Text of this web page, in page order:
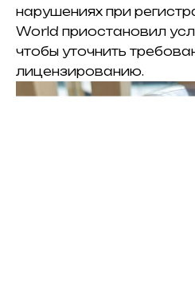
нарушениях при
World приостановил
чтобы уточнить
лицензированию.